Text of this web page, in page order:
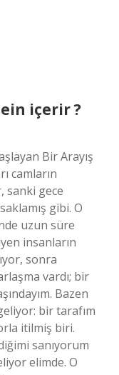
içerir ?
Bir Arayış
camların
sanki gece
gibi. O
uzun süre
insanların
sonra
vardı; bir
Bazen
bir tarafım
itilmiş biri.
sanıyorum
elimde. O